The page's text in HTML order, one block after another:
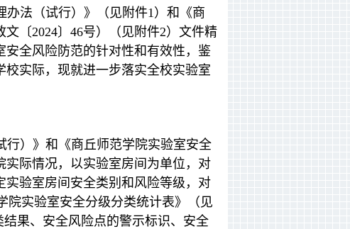
法（试行）》（见附件1）和《商
〔2024〕46号）（见附件2）文件精
全风险防范的针对性和有效性，鉴
实际，现就进一步落实全校实验室
）》和《商丘师范学院实验室安全
际情况，以实验室房间为单位，对
验室房间安全类别和风险等级，对
院实验室安全分级分类统计表》（见
果、安全风险点的警示标识、安全